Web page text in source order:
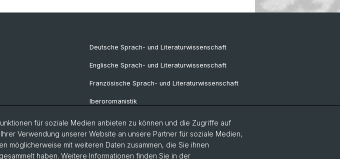
Deutsche Sprach- und Literaturwissenschaft
Englische Sprach- und Literaturwissenschaft
Französische Sprach- und Literaturwissenschaft
Iberoromanistik
Italianistik
Nordistik
Osteuropa-Studien
für soziale Medien anbieten zu können und die Zugriffe auf
Verwendung unserer Website an unsere Partner für soziale Medien,
möglicherweise mit weiteren Daten zusammen, die Sie ihnen
haben. Weitere Informationen finden Sie in der